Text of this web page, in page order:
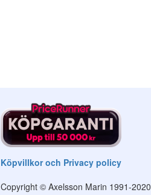
Köpvillkor och Privacy policy
Copyright © Axelsson Marin 1991-2020